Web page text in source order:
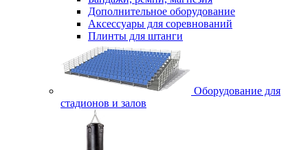
Дополнительное оборудование
Аксессуары для соревнований
Плинты для штанги
Оборудование для
стадионов и залов